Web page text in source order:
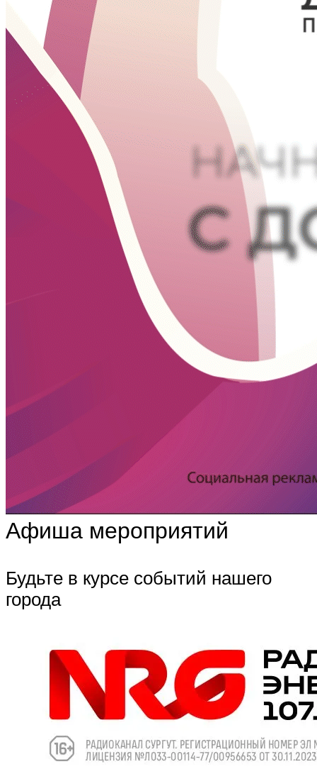
Афиша мероприятий
Будьте в курсе событий нашего
города